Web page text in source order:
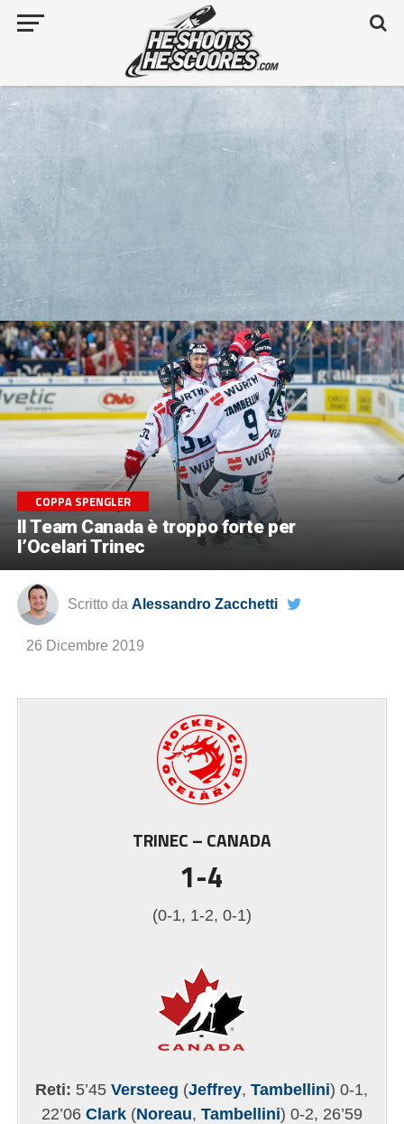
COPPA SPENGLER
Il Team Canada è troppo forte per
l’Ocelari Trinec
Scritto da Alessandro Zacchetti
26 Dicembre 2019
TRINEC – CANADA
1-4
(0-1, 1-2, 0-1)
Reti: 5’45Versteeg (Jeffrey,Tambellini) 0-1,
22’06 Clark(Noreau, Tambellini) 0-2, 26’59